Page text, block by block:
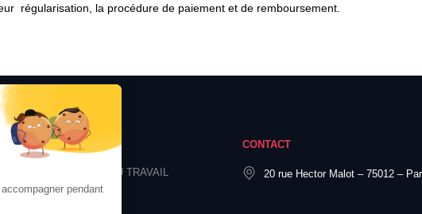
régularisation, la procédure de paiement et de remboursement.
SOLUTION
SANTÉ SÉCURITÉ AU TRAVAIL
ENVIRONMENT
CONTACT
20 rue Hector Malot – 75012 –